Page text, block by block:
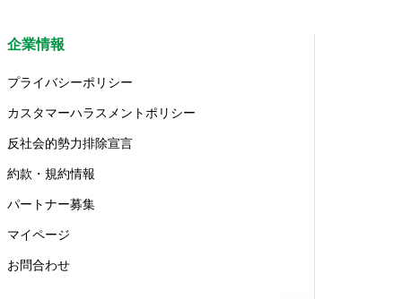
企業情報
プライバシーポリシー
カスタマーハラスメントポリシー
反社会的勢力排除宣言
約款・規約情報
パートナー募集
マイページ
お問合わせ